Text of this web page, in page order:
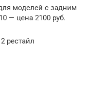
моделей с задним
— цена 2100 руб.
рестайл